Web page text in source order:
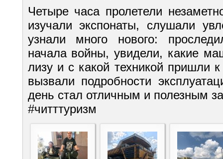
Четыре часа пролетели
изучали экспонаты, слушали
узнали много нового:
начала войны, увидели, какие
лизу и с какой техникой пришли
вызвали подробности
день стал отличным и полезным
#читттуризм